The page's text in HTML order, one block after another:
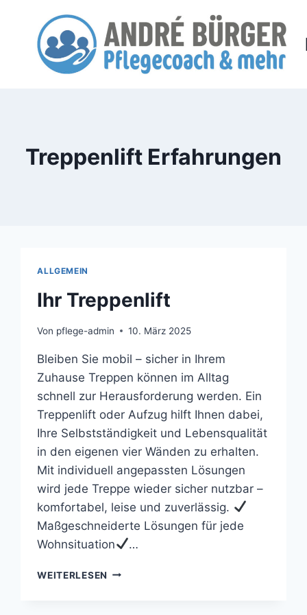
springen
Treppenlift Erfahrungen
ALLGEMEIN
Ihr Treppenlift
Von pflege-admin 10. März 2025
Bleiben Sie mobil – sicher in Ihrem
Zuhause Treppen können im Alltag
schnell zur Herausforderung werden. Ein
Treppenlift oder Aufzug hilft Ihnen dabei,
Ihre Selbstständigkeit und Lebensqualität
in den eigenen vier Wänden zu erhalten.
Mit individuell angepassten Lösungen
wird jede Treppe wieder sicher nutzbar –
komfortabel, leise und zuverlässig.
Maßgeschneiderte Lösungen für jede
Wohnsituation
…
WEITERLESEN IHR